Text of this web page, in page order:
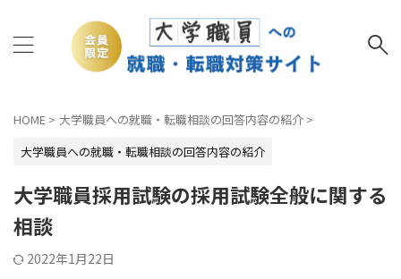
HOME > 大学職員への就職・転職相談の回答内容の紹介 >
大学職員への就職・転職相談の回答内容の紹介
大学職員採用試験の採用試験全般に関する
相談
2022年1月22日